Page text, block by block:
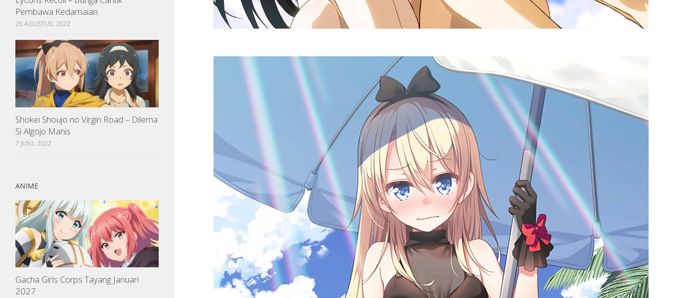
Pembawa Kedamaian
25 AGUSTUS, 2022
Shokei Shoujo no Virgin Road – Dilema
Si Algojo Manis
7 JUNI, 2022
ANIME
Gacha Girls Corps Tayang Januari
2027